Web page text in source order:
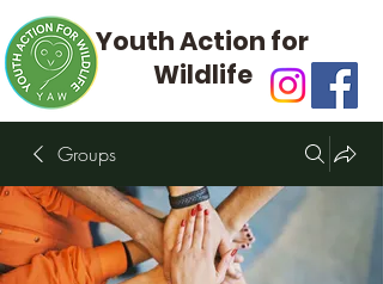
Youth Action for
Wildlife
Groups